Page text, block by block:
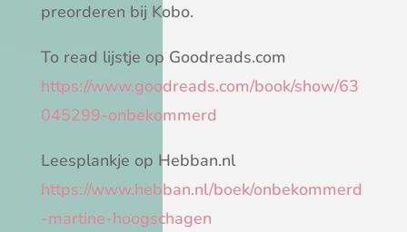
preorderen bij Kobo.
To read lijstje op Goodreads.com
https://www.goodreads.com/book/show/63
045299-onbekommerd
Leesplankje op Hebban.nl
https://www.hebban.nl/boek/onbekommerd
-martine-hoogschagen